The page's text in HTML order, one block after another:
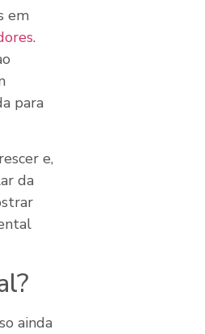
em
.
para
e,
da
ainda